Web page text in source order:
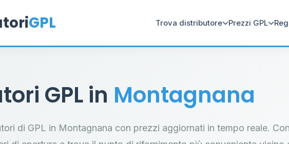
GPL Trova distributore Prezzi GPL
GPL in Montagnana
di GPL in Montagnana con prezzi aggiornati in tempo reale.